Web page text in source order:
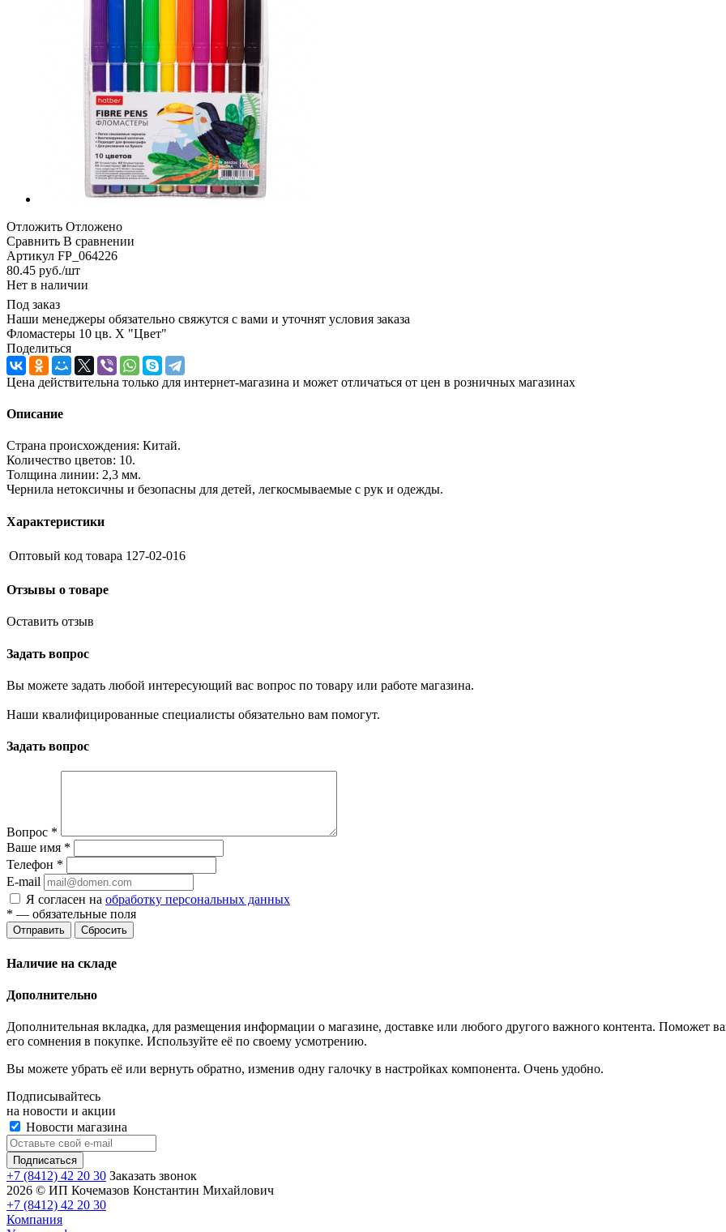
Отложить Отложено
Сравнить В сравнении
Артикул FP_064226
80.45 руб./шт
Нет в наличии
Под заказ
Наши менеджеры обязательно свяжутся с вами и уточнят условия заказа
Фломастеры 10 цв. Х "Цвет"
Поделиться
Цена действительна только для интернет-магазина и может отличаться от цен в розничных магазинах
Описание
Страна происхождения: Китай.
Количество цветов: 10.
Толщина линии: 2,3 мм.
Чернила нетоксичны и безопасны для детей, легкосмываемые с рук и одежды.
Характеристики
Оптовый код товара 127-02-016
Отзывы о товаре
Оставить отзыв
Задать вопрос
Вы можете задать любой интересующий вас вопрос по товару или работе магазина.
Наши квалифицированные специалисты обязательно вам помогут.
Задать вопрос
Вопрос *
Ваше имя *
Телефон *
E-mail
Я согласен на обработку персональных данных
* — обязательные поля
Отправить Сбросить
Наличие на складе
Дополнительно
Дополнительная вкладка, для размещения информации о магазине, доставке или любого другого важного контента. Поможет
его сомнения в покупке. Используйте её по своему усмотрению.
Вы можете убрать её или вернуть обратно, изменив одну галочку в настройках компонента. Очень удобно.
Подписывайтесь
на новости и акции
Новости магазина
+7 (8412) 42 20 30 Заказать звонок
2026 © ИП Кочемазов Константин Михайлович
+7 (8412) 42 20 30
Компания